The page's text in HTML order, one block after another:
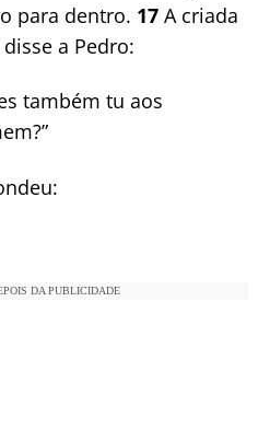
para dentro. 17 A criada
a Pedro:
também tu aos
DA PUBLICIDADE